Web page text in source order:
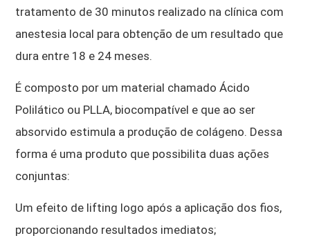
tratamento de 30 minutos realizado na clínica com
anestesia local para obtenção de um resultado que
dura entre 18 e 24 meses.
É composto por um material chamado Ácido
Polilático ou PLLA, biocompatível e que ao ser
absorvido estimula a produção de colágeno. Dessa
forma é uma produto que possibilita duas ações
conjuntas:
Um efeito de lifting logo após a aplicação dos fios,
proporcionando resultados imediatos;